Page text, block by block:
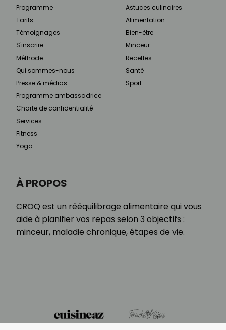
À PROPOS
CROQ est un rééquilibrage alimentaire qui vous
aide à planifier vos repas selon 3 objectifs :
minceur, maladie chronique, étapes de vie.
Programme
Tarifs
Témoignages
S'inscrire
Méthode
Qui sommes-nous
Presse & médias
Programme ambassadrice
Charte de confidentialité
Services
Fitness
Yoga
Astuces culinaires
Alimentation
Bien-être
Minceur
Recettes
Santé
Sport